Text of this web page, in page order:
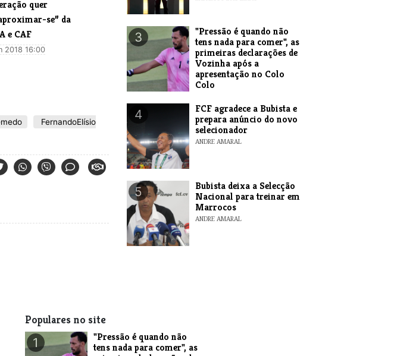
quer
se” da
e CAF
2018 16:00
FernandoElísio
3
"Pressão é quando não
tens nada para comer", as
primeiras declarações de
Vozinha após a
apresentação no Colo
Colo
4
FCF agradece a Bubista e
prepara anúncio do novo
selecionador
ANDRE AMARAL
5
Bubista deixa a Selecção
Nacional para treinar em
Marrocos
ANDRE AMARAL
Populares no site
1
"Pressão é quando não
tens nada para comer", as